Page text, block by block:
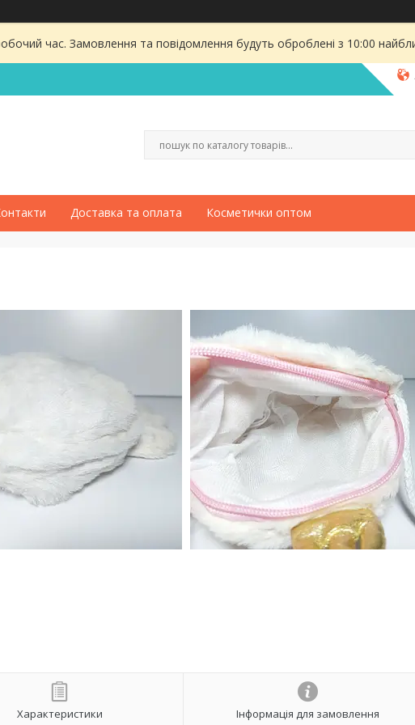
час. Замовлення та повідомлення будуть оброблені з 10:00
Доставка та оплата Косметички оптом
Характеристики Інформація для замовлення